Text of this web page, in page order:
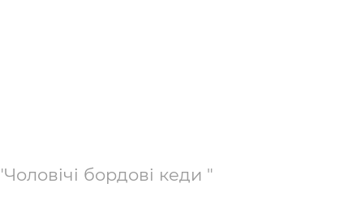
бордові кеди "